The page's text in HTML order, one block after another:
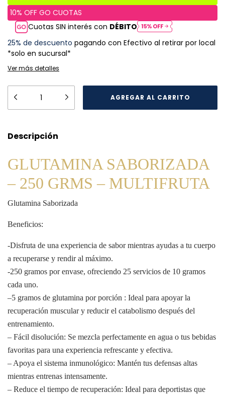
Cuotas SIN interés con DÉBITO
25% de descuento pagando con Efectivo al retirar por local
*solo en sucursal*
Ver más detalles
Descripción
GLUTAMINA SABORIZADA
– 250 GRMS – MULTIFRUTA
Glutamina Saborizada
Beneficios:
-Disfruta de una experiencia de sabor mientras ayudas a tu cuerpo
a recuperarse y rendir al máximo.
-250 gramos por envase, ofreciendo 25 servicios de 10 gramos
cada uno.
–5 gramos de glutamina por porción : Ideal para apoyar la
recuperación muscular y reducir el catabolismo después del
entrenamiento.
– Fácil disolución: Se mezcla perfectamente en agua o tus bebidas
favoritas para una experiencia refrescante y efectiva.
– Apoya el sistema inmunológico: Mantén tus defensas altas
mientras entrenas intensamente.
– Reduce el tiempo de recuperación: Ideal para deportistas que